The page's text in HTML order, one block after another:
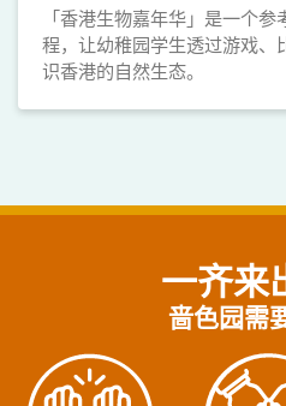
「香港生物嘉年华」是一个
程，让幼稚园学生透过游戏、
识香港的自然生态。
一齐来
啬色园需